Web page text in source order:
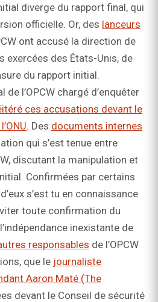
diverge du rapport final, qui
officielle. Or, des lanceurs
ont accusé la direction de
exercées des États-Unis, de
du rapport initial.
de l’OPCW chargé d’enquêter
ces accusations devant le
. Des documents internes
qui s’est tenue entre
discutant la manipulation et
Confirmées par certains
s’est tu en connaissance
toute confirmation du
inexistante de
responsables de l’OPCW
que le journaliste
Aaron Maté (The
devant le Conseil de sécurité